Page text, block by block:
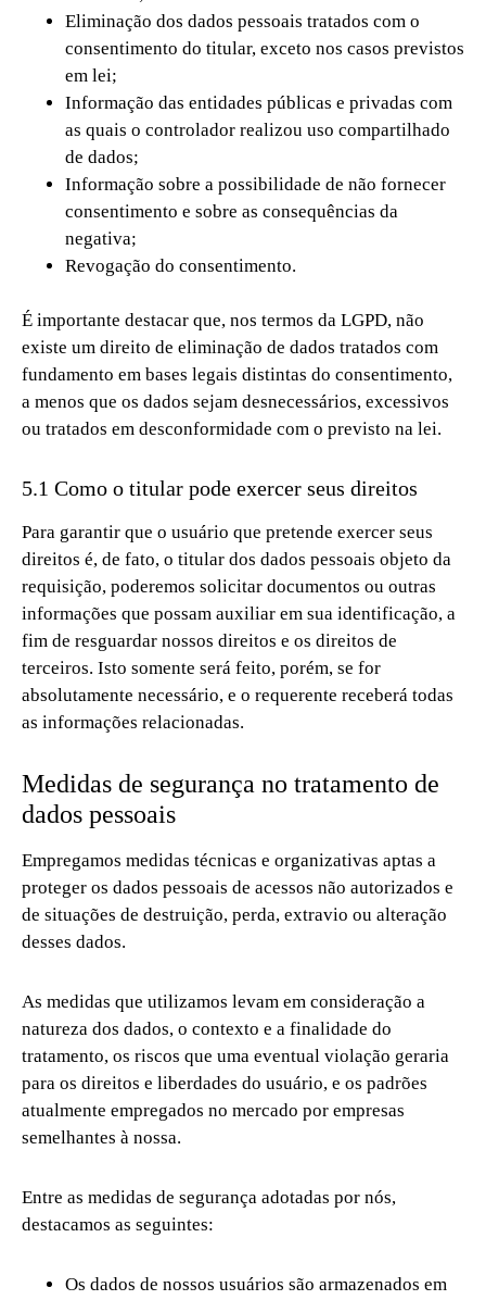
Eliminação dos dados pessoais tratados com o
consentimento do titular, exceto nos casos previstos
em lei;
Informação das entidades públicas e privadas com
as quais o controlador realizou uso compartilhado
de dados;
Informação sobre a possibilidade de não fornecer
consentimento e sobre as consequências da
negativa;
Revogação do consentimento.
É importante destacar que, nos termos da LGPD, não
existe um direito de eliminação de dados tratados com
fundamento em bases legais distintas do consentimento,
a menos que os dados sejam desnecessários, excessivos
ou tratados em desconformidade com o previsto na lei.
5.1 Como o titular pode exercer seus direitos
Para garantir que o usuário que pretende exercer seus
direitos é, de fato, o titular dos dados pessoais objeto da
requisição, poderemos solicitar documentos ou outras
informações que possam auxiliar em sua identificação, a
fim de resguardar nossos direitos e os direitos de
terceiros. Isto somente será feito, porém, se for
absolutamente necessário, e o requerente receberá todas
as informações relacionadas.
Medidas de segurança no tratamento de
dados pessoais
Empregamos medidas técnicas e organizativas aptas a
proteger os dados pessoais de acessos não autorizados e
de situações de destruição, perda, extravio ou alteração
desses dados.
As medidas que utilizamos levam em consideração a
natureza dos dados, o contexto e a finalidade do
tratamento, os riscos que uma eventual violação geraria
para os direitos e liberdades do usuário, e os padrões
atualmente empregados no mercado por empresas
semelhantes à nossa.
Entre as medidas de segurança adotadas por nós,
destacamos as seguintes:
Os dados de nossos usuários são armazenados em